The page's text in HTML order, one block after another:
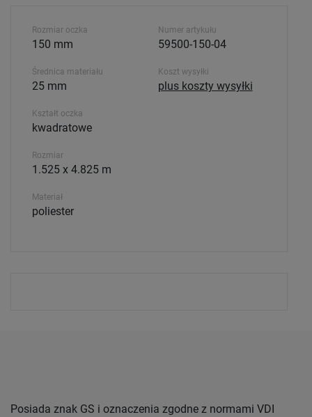
Rozmiar oczka
150 mm
Średnica materiału
25 mm
Kształt oczka
kwadratowe
Rozmiar
1.525 x 4.825 m
Materiał
poliester
Numer artykułu
59500-150-04
Koszt wysyłki
plus koszty wysyłki
Posiada znak GS i oznaczenia zgodne z normami VDI